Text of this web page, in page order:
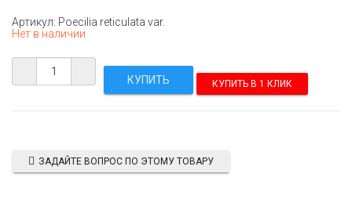
Артикул: Poecilia reticulata var.
Нет в наличии
КУПИТЬ В 1 КЛИК
ЗАДАЙТЕ ВОПРОС ПО ЭТОМУ ТОВАРУ